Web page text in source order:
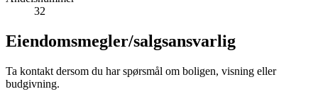
32
Eiendomsmegler/salgsansvarlig
Ta kontakt dersom du har spørsmål om boligen, visning eller
budgivning.